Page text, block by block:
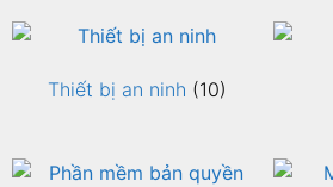
Thiết bị an ninh (10)